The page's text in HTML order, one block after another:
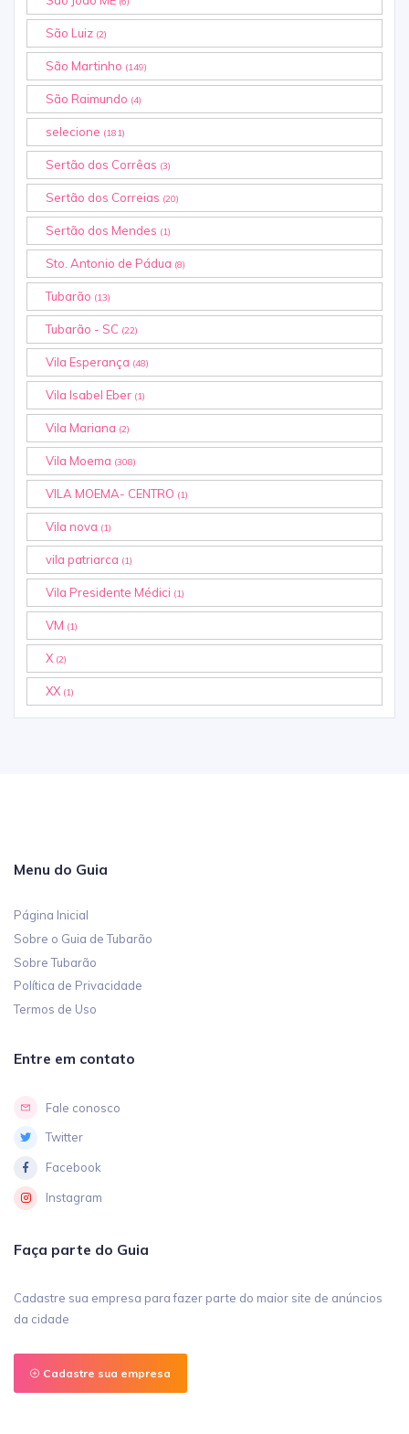
São Luiz (2)
São Martinho (149)
São Raimundo (4)
selecione (181)
Sertão dos Corrêas (3)
Sertão dos Correias (20)
Sertão dos Mendes (1)
Sto. Antonio de Pádua (8)
Tubarão (13)
Tubarão - SC (22)
Vila Esperança (48)
Vila Isabel Eber (1)
Vila Mariana (2)
Vila Moema (308)
VILA MOEMA- CENTRO (1)
Vila nova (1)
vila patriarca (1)
Vila Presidente Médici (1)
VM (1)
X (2)
XX (1)
Menu do Guia
Página Inicial
Sobre o Guia de Tubarão
Sobre Tubarão
Política de Privacidade
Termos de Uso
Entre em contato
Fale conosco
Twitter
Facebook
Instagram
Faça parte do Guia
Cadastre sua empresa para fazer parte do maior site de anúncios
da cidade
Cadastre sua empresa